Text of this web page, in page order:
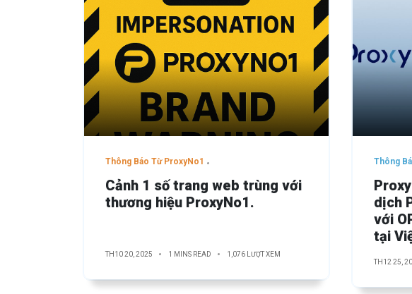
Thông Báo Từ ProxyNo1
Cảnh 1 số trang web trùng với
thương hiệu ProxyNo1.
TH10 20, 2025 1 MINS READ 1,076 LƯỢT XEM
Thông
dịch
với
tại
TH12 25,